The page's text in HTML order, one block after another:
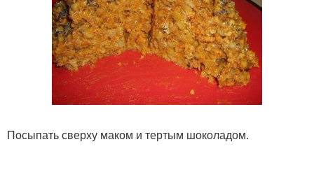
Посыпать сверху маком и тертым шоколадом.